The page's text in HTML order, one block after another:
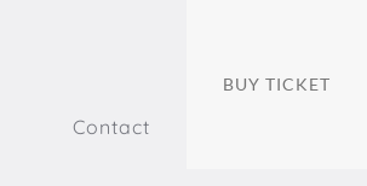
Contact
BUY TICKET